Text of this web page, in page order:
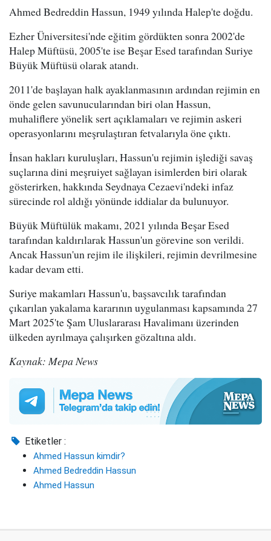
Ahmed Bedreddin Hassun, 1949 yılında Halep'te doğdu.
Ezher Üniversitesi'nde eğitim gördükten sonra 2002'de
Halep Müftüsü, 2005'te ise Beşar Esed tarafından Suriye
Büyük Müftüsü olarak atandı.
2011'de başlayan halk ayaklanmasının ardından rejimin en
önde gelen savunucularından biri olan Hassun,
muhaliflere yönelik sert açıklamaları ve rejimin askeri
operasyonlarını meşrulaştıran fetvalarıyla öne çıktı.
İnsan hakları kuruluşları, Hassun'u rejimin işlediği savaş
suçlarına dini meşruiyet sağlayan isimlerden biri olarak
gösterirken, hakkında Seydnaya Cezaevi'ndeki infaz
sürecinde rol aldığı yönünde iddialar da bulunuyor.
Büyük Müftülük makamı, 2021 yılında Beşar Esed
tarafından kaldırılarak Hassun'un görevine son verildi.
Ancak Hassun'un rejim ile ilişkileri, rejimin devrilmesine
kadar devam etti.
Suriye makamları Hassun'u, başsavcılık tarafından
çıkarılan yakalama kararının uygulanması kapsamında 27
Mart 2025'te Şam Uluslararası Havalimanı üzerinden
ülkeden ayrılmaya çalışırken gözaltına aldı.
Kaynak: Mepa News
Etiketler :
Ahmed Hassun kimdir?
Ahmed Bedreddin Hassun
Ahmed Hassun